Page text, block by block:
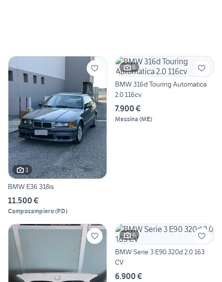
3
BMW E36 318is
11.500 €
Camposampiero(PD)
6
BMW 316d Touring Automatica
2.0 116cv
7.900 €
Messina (ME)
6
BMW Serie 3 E90 320d 2.0 163
CV
6.900 €